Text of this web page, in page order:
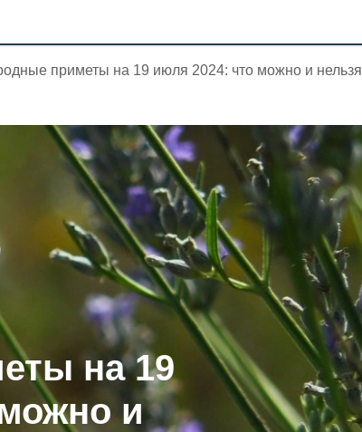
приметы на 19 июля 2024: что можно и нельзя
на 19
и